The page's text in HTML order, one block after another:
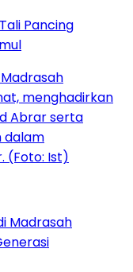
Pancing
Madrasah